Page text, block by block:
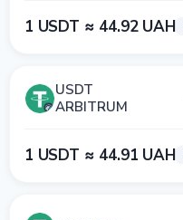
1 USDT ≈ 44.92 UAH
USDT
ARBITRUM
1 USDT ≈ 44.91 UAH